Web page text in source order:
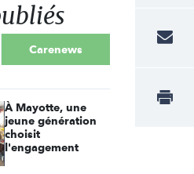
Carenews
À Mayotte, une
jeune génération
choisit
l'engagement